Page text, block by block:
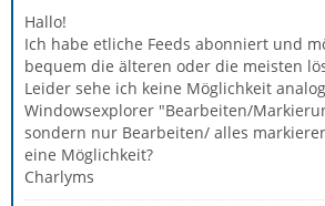
Hallo!
Ich habe etliche Feeds abonniert und
bequem die älteren oder die meisten
Leider sehe ich keine Möglichkeit
Windowsexplorer "Bearbeiten/
sondern nur Bearbeiten/ alles
eine Möglichkeit?
Charlyms